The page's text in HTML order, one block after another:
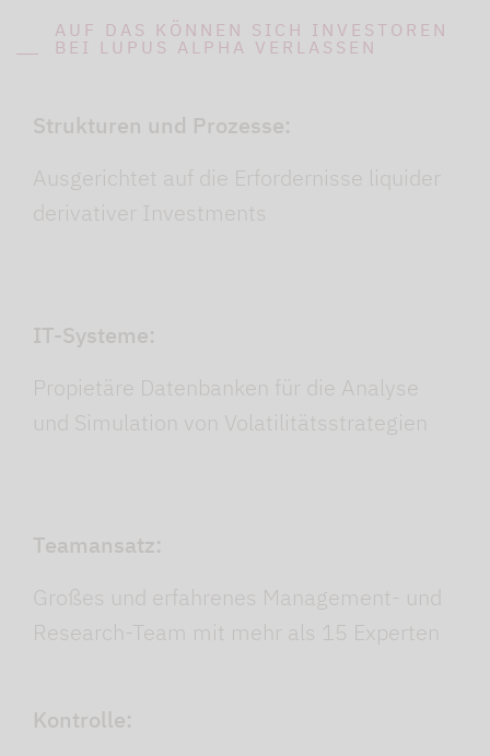
AUF DAS KÖNNEN SICH INVESTOREN
BEI LUPUS ALPHA VERLASSEN
Strukturen und Prozesse:
Ausgerichtet auf die Erfordernisse liquider
derivativer Investments
IT-Systeme:
Propietäre Datenbanken für die Analyse
und Simulation von Volatilitätsstrategien
Teamansatz:
Großes und erfahrenes Management- und
Research-Team mit mehr als 15 Experten
Kontrolle: